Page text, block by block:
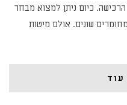
כיום ניתן למצוא מבחר
שונים. אולם מיטות